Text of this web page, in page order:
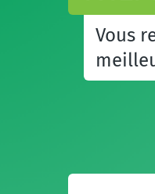
Vous